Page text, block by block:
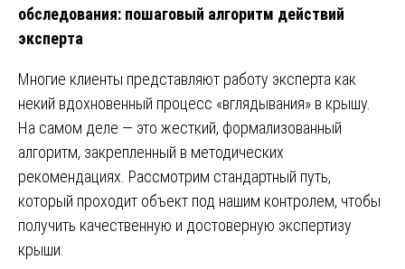
обследования: пошаговый алгоритм действий
эксперта
Многие клиенты представляют работу эксперта как
некий вдохновенный процесс «вглядывания» в крышу.
На самом деле — это жесткий, формализованный
алгоритм, закрепленный в методических
рекомендациях. Рассмотрим стандартный путь,
который проходит объект под нашим контролем, чтобы
получить качественную и достоверную экспертизу
крыши: